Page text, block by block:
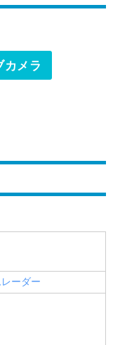
メラ
ーダー